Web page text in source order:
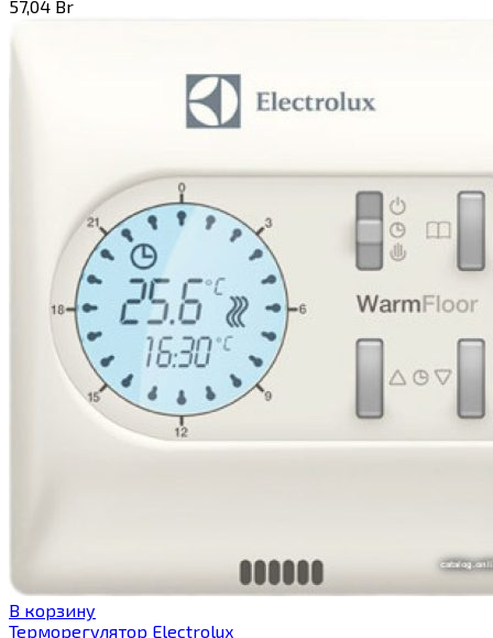
57,04 Br
В корзину
Терморегулятор Electrolux